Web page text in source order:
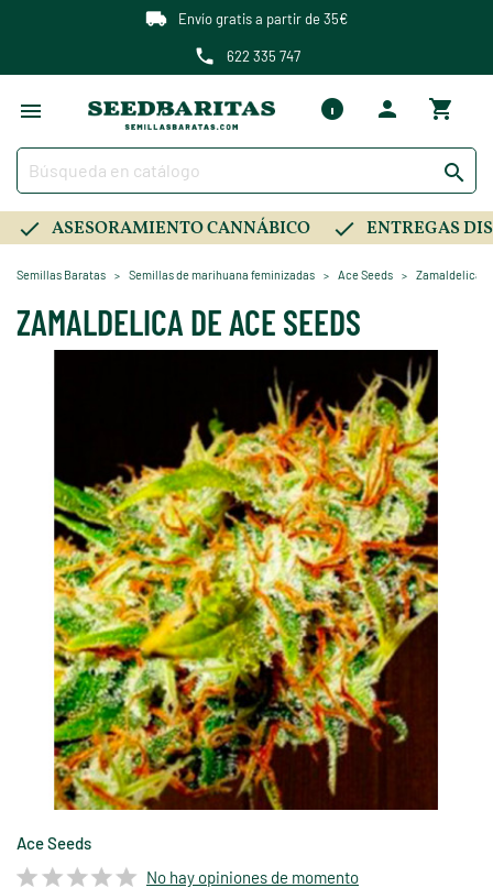
Envío gratis a partir de 35€
622 335 747

ASESORAMIENTO CANNÁBICO ENTREGAS
Semillas Baratas Semillas de marihuana feminizadas Ace Seeds Zamaldelica
ZAMALDELICA DE ACE SEEDS
Ace Seeds
No hay opiniones de momento